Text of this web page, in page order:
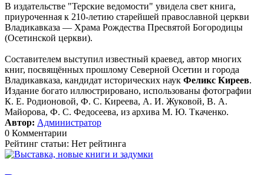
В издательстве "Терские ведомости" увидела свет книга,
приуроченная к 210-летию старейшей православной церкви
Владикавказа — Храма Рождества Пресвятой Богородицы
(Осетинской церкви).
Составителем выступил известный краевед, автор многих
книг, посвящённых прошлому Северной Осетии и города
Владикавказа, кандидат исторических наук Феликс Киреев.
Издание богато иллюстрировано, использованы фотографии
К. Е. Родионовой, Ф. С. Киреева, А. И. Жуковой, В. А.
Майорова, Ф. С. Федосеева, из архива М. Ю. Ткаченко.
Автор: Администратор
0 Комментарии
Рейтинг статьи: Нет рейтинга